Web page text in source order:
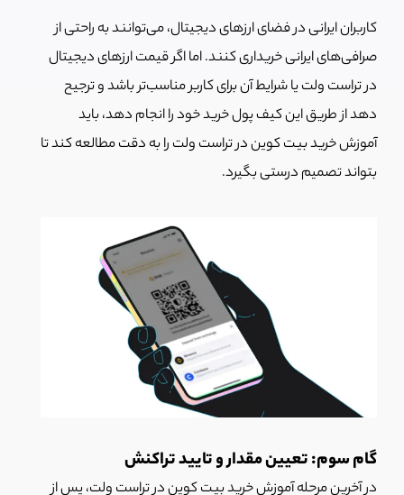
کاربران ایرانی در فضای ارزهای دیجیتال، می‌توانند به راحتی از
صرافی‌های ایرانی خریداری کنند. اما اگر قیمت ارزهای دیجیتال
در تراست ولت یا شرایط آن برای کاربر مناسب‌تر باشد و ترجیح
دهد از طریق این کیف پول خرید خود را انجام دهد، باید
آموزش خرید بیت کوین در تراست ولت را به دقت مطالعه کند تا
بتواند تصمیم درستی بگیرد.
گام سوم: تعیین مقدار و تایید تراکنش
در آخرین مرحله آموزش خرید بیت کوین در تراست ولت، پس از